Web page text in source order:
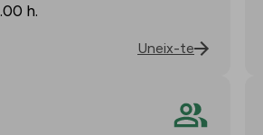
h.
Uneix-te